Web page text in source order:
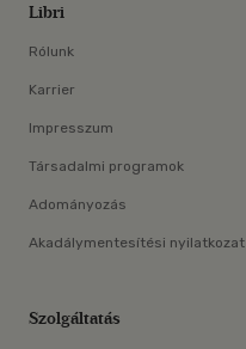
Libri
Rólunk
Karrier
Impresszum
Társadalmi programok
Adományozás
Akadálymentesítési nyilatkozat
Szolgáltatás